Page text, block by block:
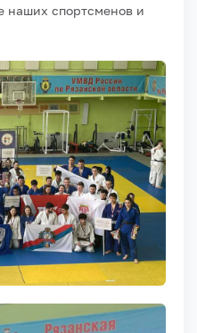
наших спортсменов и